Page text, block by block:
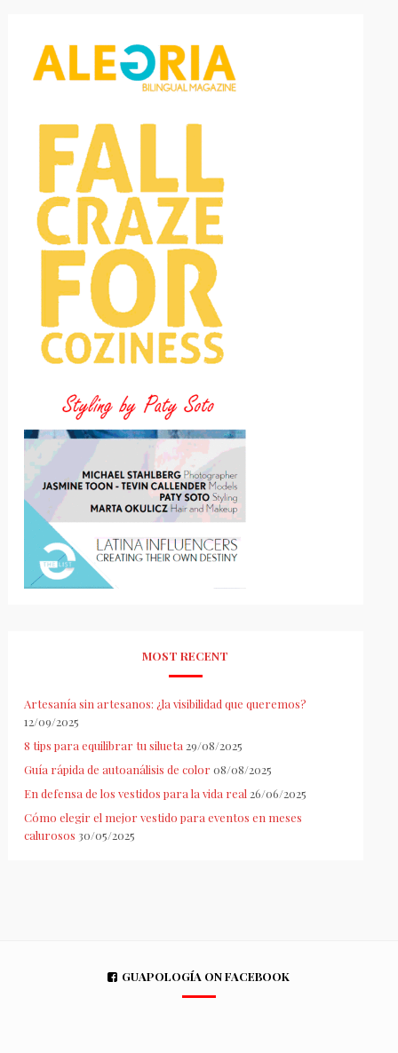
MOST RECENT
Artesanía sin artesanos: ¿la visibilidad que queremos?
12/09/2025
8 tips para equilibrar tu silueta29/08/2025
Guía rápida de autoanálisis de color 08/08/2025
En defensa de los vestidos para la vida real26/06/2025
Cómo elegir el mejor vestido para eventos en meses
calurosos 30/05/2025
GUAPOLOGÍA ON FACEBOOK